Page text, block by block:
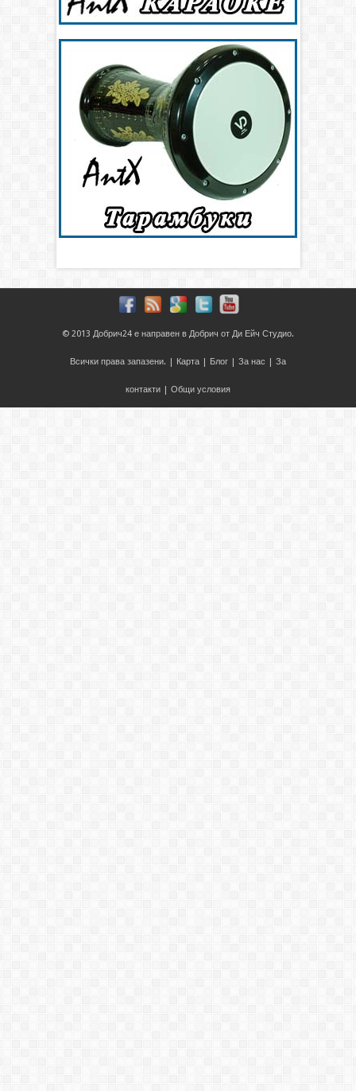
© 2013 Добрич24 е направен в Добрич от Ди Ейч Студио.
Всички права запазени. | Карта | Блог | За нас | За
контакти | Общи условия